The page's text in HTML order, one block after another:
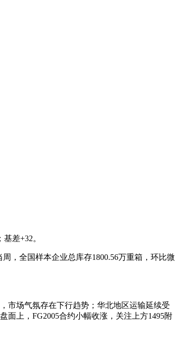
差+32。
，全国样本企业总库存1800.56万重箱，环比微
场气氛存在下行趋势；华北地区运输延续受
上，FG2005合约小幅收涨，关注上方1495附